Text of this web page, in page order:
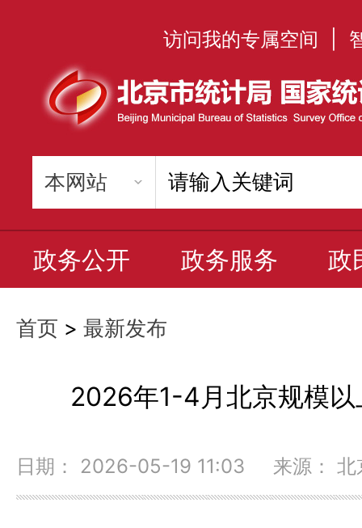
访问我的专属空间
政务公开 政务服务 政
首页 > 最新发布
2026年1-4月北京规模
日期： 2026-05-19 11:03 来源： 北